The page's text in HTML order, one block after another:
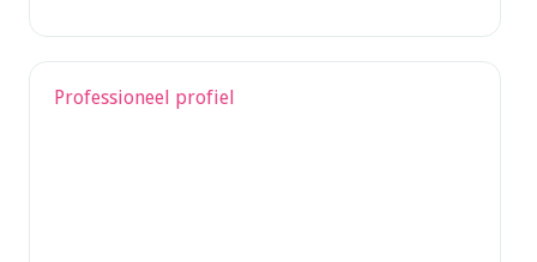
Professioneel profiel